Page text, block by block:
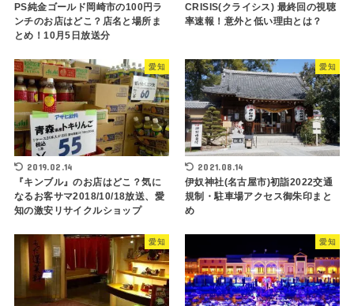
PS純金ゴールド岡崎市の100円ラ
ンチのお店はどこ？店名と場所ま
とめ！10月5日放送分
CRISIS(クライシス) 最終回の視聴
率速報！意外と低い理由とは？
愛知
2019.02.14
『キンブル』のお店はどこ？気に
なるお客サマ2018/10/18放送、愛
知の激安リサイクルショップ
愛知
2021.08.14
伊奴神社(名古屋市)初詣2022交通
規制・駐車場アクセス御朱印まと
め
愛知 愛知